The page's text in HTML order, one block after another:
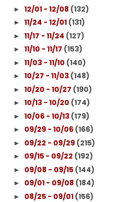
► 12/01 - 12/08 (132)
► 11/24 - 12/01 (131)
► 11/17 - 11/24 (127)
► 11/10 - 11/17 (153)
► 11/03 - 11/10 (140)
► 10/27 - 11/03 (148)
► 10/20 - 10/27 (190)
► 10/13 - 10/20 (174)
► 10/06 - 10/13 (179)
► 09/29 - 10/06 (166)
► 09/22 - 09/29 (215)
► 09/15 - 09/22 (192)
► 09/08 - 09/15 (144)
► 09/01 - 09/08 (184)
► 08/25 - 09/01 (156)